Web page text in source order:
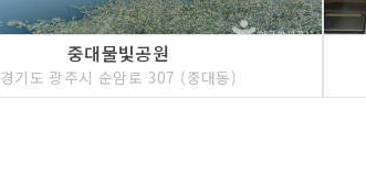
중대물빛공원
경기도 광주시 순암로 307 (중대동)